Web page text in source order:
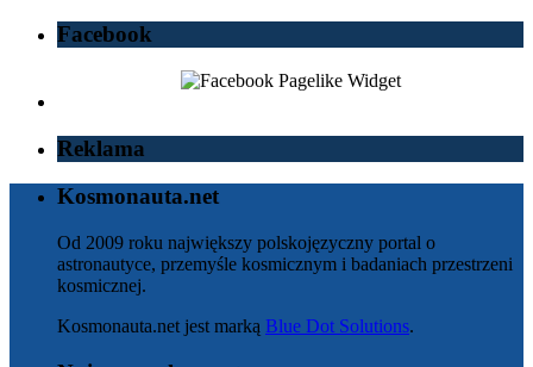
Facebook
Reklama
Kosmonauta.net
Od 2009 roku największy polskojęzyczny portal o
astronautyce, przemyśle kosmicznym i badaniach przestrzeni
kosmicznej.
Kosmonauta.net jest marką Blue Dot Solutions.